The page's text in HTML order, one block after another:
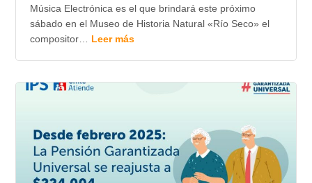
Música Electrónica es el que brindará este próximo
sábado en el Museo de Historia Natural «Río Seco» el
compositor… Leer más